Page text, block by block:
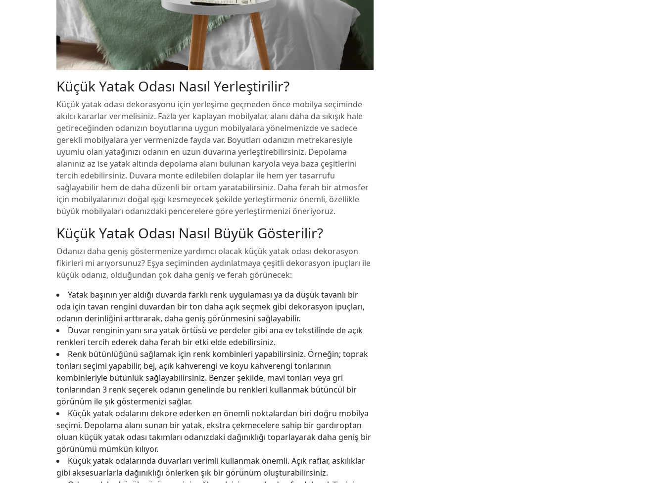
Küçük Yatak Odası Nasıl Yerleştirilir?
Küçük yatak odası dekorasyonu için yerleşime geçmeden önce mobilya seçiminde
akılcı kararlar vermelisiniz. Fazla yer kaplayan mobilyalar, alanı daha da sıkışık hale
getireceğinden odanızın boyutlarına uygun mobilyalara yönelmenizde ve sadece
gerekli mobilyalara yer vermenizde fayda var. Boyutları odanızın metrekaresiyle
uyumlu olan yatağınızı odanın en uzun duvarına yerleştirebilirsiniz. Depolama
alanınız az ise yatak altında depolama alanı bulunan karyola veya baza çeşitlerini
tercih edebilirsiniz. Duvara monte edilebilen dolaplar ile hem yer tasarrufu
sağlayabilir hem de daha düzenli bir ortam yaratabilirsiniz. Daha ferah bir atmosfer
için mobilyalarınızı doğal ışığı kesmeyecek şekilde yerleştirmeniz önemli, özellikle
büyük mobilyaları odanızdaki pencerelere göre yerleştirmenizi öneriyoruz.
Küçük Yatak Odası Nasıl Büyük Gösterilir?
Odanızı daha geniş göstermenize yardımcı olacak küçük yatak odası dekorasyon
fikirleri mi arıyorsunuz? Eşya seçiminden aydınlatmaya çeşitli dekorasyon ipuçları ile
küçük odanız, olduğundan çok daha geniş ve ferah görünecek:
Yatak başının yer aldığı duvarda farklı renk uygulaması ya da düşük tavanlı bir
oda için tavan rengini duvardan bir ton daha açık seçmek gibi dekorasyon ipuçları,
odanın derinliğini arttırarak, daha geniş görünmesini sağlayabilir.
Duvar renginin yanı sıra yatak örtüsü ve perdeler gibi ana ev tekstilinde de açık
renkleri tercih ederek daha ferah bir etki elde edebilirsiniz.
Renk bütünlüğünü sağlamak için renk kombinleri yapabilirsiniz. Örneğin; toprak
tonları seçimi yapabilir, bej, açık kahverengi ve koyu kahverengi tonlarının
kombinleriyle bütünlük sağlayabilirsiniz. Benzer şekilde, mavi tonları veya gri
tonlarından 3 renk seçerek odanın genelinde bu renkleri kullanmak bütüncül bir
görünüm ile şık göstermenizi sağlar.
Küçük yatak odalarını dekore ederken en önemli noktalardan biri doğru mobilya
seçimi. Depolama alanı sunan bir yatak, ekstra çekmecelere sahip bir gardıroptan
oluan küçük yatak odası takımları odanızdaki dağınıklığı toparlayarak daha geniş bir
görünümü mümkün kılıyor.
Küçük yatak odalarında duvarları verimli kullanmak önemli. Açık raflar, askılıklar
gibi aksesuarlarla dağınıklığı önlerken şık bir görünüm oluşturabilirsiniz.